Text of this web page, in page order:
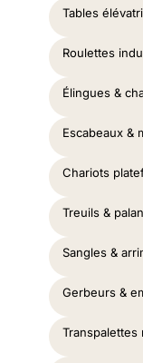
Tables
Roulettes
Élingues &
Escabeaux &
Chariots
Treuils &
Sangles &
Gerbeurs &
Transpalettes